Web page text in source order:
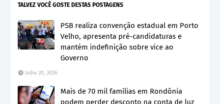
TALVEZ VOCÊ GOSTE DESTAS POSTAGENS
PSB realiza convenção estadual em Porto
Velho, apresenta pré-candidaturas e
mantém indefinição sobre vice ao
Governo
Julho 20, 2026
Mais de 70 mil famílias em Rondônia
podem perder desconto na conta de luz